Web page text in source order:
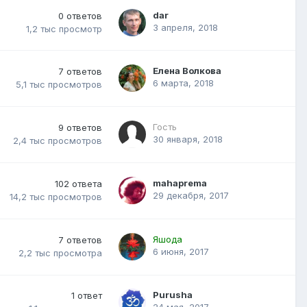
0 ответов
1,2 тыс просмотр
dar
3 апреля, 2018
7 ответов
5,1 тыс просмотров
Елена Волкова
6 марта, 2018
9 ответов
2,4 тыс просмотров
Гость
30 января, 2018
102 ответа
14,2 тыс просмотров
mahaprema
29 декабря, 2017
7 ответов
2,2 тыс просмотра
Яшода
6 июня, 2017
1 ответ
Purusha